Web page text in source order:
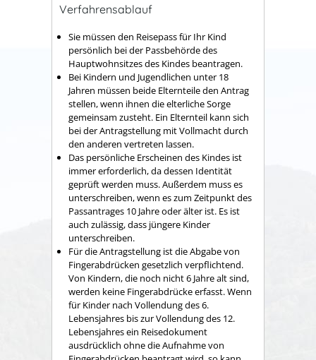
Verfahrensablauf
Sie müssen den Reisepass für Ihr Kind
persönlich bei der Passbehörde des
Hauptwohnsitzes des Kindes beantragen.
Bei Kindern und Jugendlichen unter 18
Jahren müssen beide Elternteile den Antrag
stellen, wenn ihnen die elterliche Sorge
gemeinsam zusteht. Ein Elternteil kann sich
bei der Antragstellung mit Vollmacht durch
den anderen vertreten lassen.
Das persönliche Erscheinen des Kindes ist
immer erforderlich, da dessen Identität
geprüft werden muss.Außerdem muss es
unterschreiben, wenn es zum Zeitpunkt des
Passantrages 10 Jahre oder älter ist. Es ist
auch zulässig, dass jüngere Kinder
unterschreiben.
Für die Antragstellung ist die Abgabe von
Fingerabdrücken gesetzlich verpflichtend.
Von Kindern, die noch nicht 6 Jahre alt sind,
werden keine Fingerabdrücke erfasst. Wenn
für Kinder nach Vollendung des 6.
Lebensjahres bis zur Vollendung des 12.
Lebensjahres ein Reisedokument
ausdrücklich ohne die Aufnahme von